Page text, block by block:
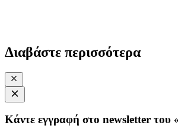
Διαβάστε περισσότερα
Κάντε εγγραφή στο newsletter του